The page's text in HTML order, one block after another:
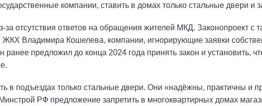
компании, ставить в домах только стальные двери и
отсутствия ответов на обращения жителей МКД. Законопроект с
Владимира Кошелева, компании, игнорирующие заявки
предложил до конца 2024 года принять закон и установить,
в подъездах только стальные двери. Они «надёжны, практичны и
РФ предложение запретить в многоквартирных домах